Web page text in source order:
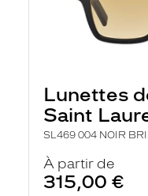
Lunettes
Saint
SL469 004 NOIR
À partir de
315,00 €